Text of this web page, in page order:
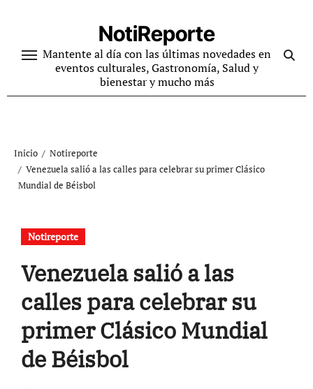
contenido
NotiReporte
Mantente al día con las últimas novedades en
eventos culturales, Gastronomía, Salud y
bienestar y mucho más
Inicio
Notireporte
Venezuela salió a las calles para celebrar su primer Clásico
Mundial de Béisbol
Notireporte
Venezuela salió a las
calles para celebrar su
primer Clásico Mundial
de Béisbol